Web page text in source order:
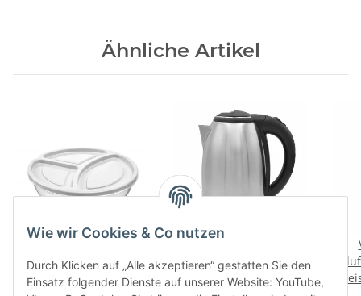
Wie wir Cookies & Co nutzen
Durch Klicken auf „Alle akzeptieren“ gestatten Sie den
Einsatz folgender Dienste auf unserer Website: YouTube,
Ähnliche Artikel
Aufbewahrungsbox /
Lunchbox mit 3 Fächern
- rund/groß - SMART -
Preise nach Anmeldung
Edelstahl Wasserkocher
1.8 Liter - 1500 Watt
Preise nach Anmeldung